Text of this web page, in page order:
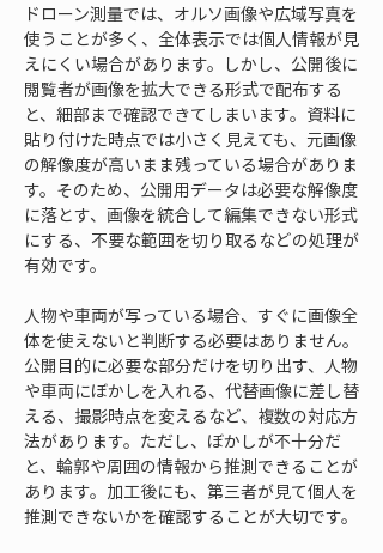
ドローン測量では、オルソ画像や広域写真を
使うことが多く、全体表示では個人情報が見
えにくい場合があります。しかし、公開後に
閲覧者が画像を拡大できる形式で配布する
と、細部まで確認できてしまいます。資料に
貼り付けた時点では小さく見えても、元画像
の解像度が高いまま残っている場合がありま
す。そのため、公開用データは必要な解像度
に落とす、画像を統合して編集できない形式
にする、不要な範囲を切り取るなどの処理が
有効です。
人物や車両が写っている場合、すぐに画像全
体を使えないと判断する必要はありません。
公開目的に必要な部分だけを切り出す、人物
や車両にぼかしを入れる、代替画像に差し替
える、撮影時点を変えるなど、複数の対応方
法があります。ただし、ぼかしが不十分だ
と、輪郭や周囲の情報から推測できることが
あります。加工後にも、第三者が見て個人を
推測できないかを確認することが大切です。